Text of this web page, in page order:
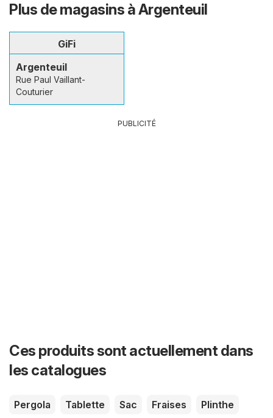
Plus de magasins à Argenteuil
GiFi
Argenteuil
Rue Paul Vaillant-
Couturier
PUBLICITÉ
Ces produits sont actuellement dans
les catalogues
Pergola Tablette Sac Fraises
Plinthe